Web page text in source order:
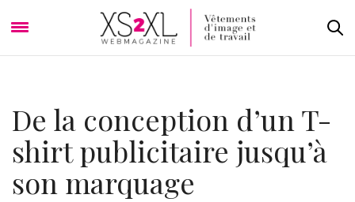
De la conception d’un T-
shirt publicitaire jusqu’à
son marquage